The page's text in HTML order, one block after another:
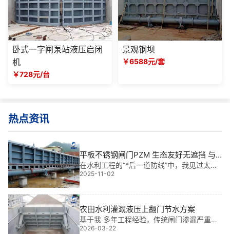
卧式一字闸泵站液压启闭
机
￥728元/台
景观钢坝
￥6588元/套
热点资讯
平板不锈钢闸门PZM 生态友好无遮挡 与
现有工程适配方案|智启未来水安全
在水利工程的“*后一道防线”中，我见过太多
因腐蚀、卡涩、结构老化导致的运行事故。
而近五年来，我亲历了超过15个大型项目，
其中*让我欣慰的，是平板不锈钢闸门PZM
生态友好无遮挡 与现有工程适配方案的落
2025-11-02
农田水利灌溉液压上翻门节水方案
基于我 多年工程经验，传统闸门渗漏严重浪
费水资源，而农田水利灌溉液压上翻门节水
2026-03-22